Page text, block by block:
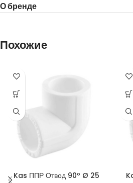
О бренде
Похожие
Kas ППР Отвод 90º Ø 25